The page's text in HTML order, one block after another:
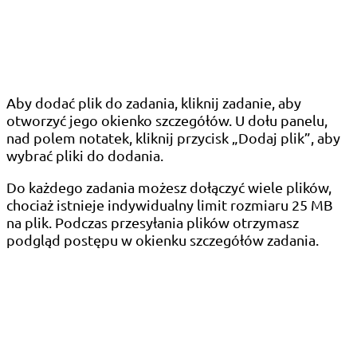
Aby dodać plik do zadania, kliknij zadanie, aby
otworzyć jego okienko szczegółów. U dołu panelu,
nad polem notatek, kliknij przycisk „Dodaj plik”, aby
wybrać pliki do dodania.
Do każdego zadania możesz dołączyć wiele plików,
chociaż istnieje indywidualny limit rozmiaru 25 MB
na plik. Podczas przesyłania plików otrzymasz
podgląd postępu w okienku szczegółów zadania.